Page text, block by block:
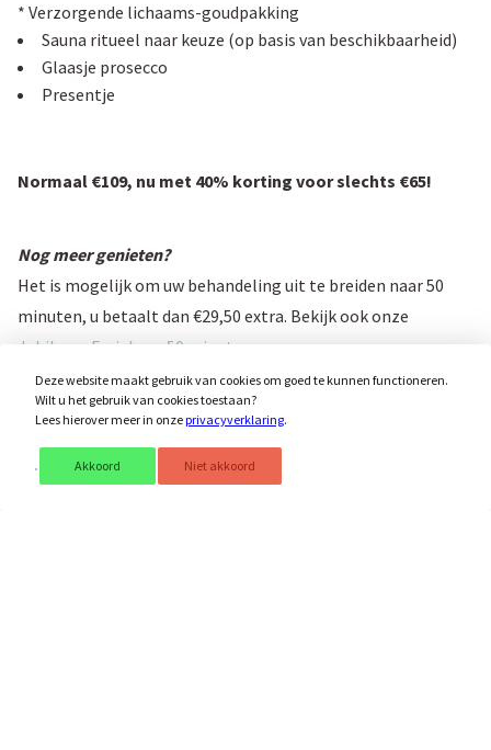
* Verzorgende lichaams-goudpakking
Sauna ritueel naar keuze (op basis van beschikbaarheid)
Glaasje prosecco
Presentje
Normaal €109, nu met 40% korting voor slechts €65!
Nog meer genieten?
Het is mogelijk om uw behandeling uit te breiden naar 50
minuten, u betaalt dan €29,50 extra. Bekijk ook onze
Jubileum Facial van 50 minuten
Wilt u nog een behandeling bijboeken? Dan kunt u deze er
los bij reserveren.
Voorwaarden
Deze website maakt gebruik van cookies om goed te kunnen functioneren.
Wilt u het gebruik van cookies toestaan?
Lees hierover meer in onzeprivacyverklaring.
Akkoord Niet akkoord